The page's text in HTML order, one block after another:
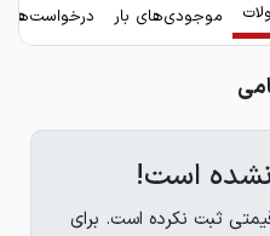
موجودی‌های بار
است!
ثبت نکرده است. برای